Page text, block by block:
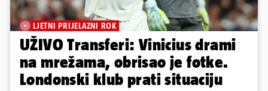
LJETNI PRIJELAZNI ROK
UŽIVO Transferi: Vinicius drami
na mrežama, obrisao je fotke.
Londonski klub prati situaciju